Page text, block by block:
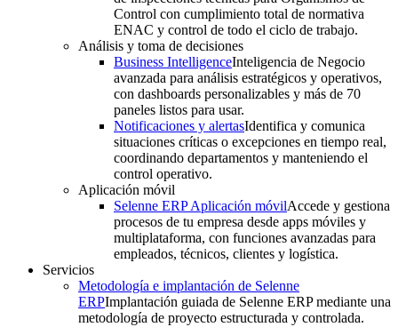
Control con cumplimiento total de normativa
ENAC y control de todo el ciclo de trabajo.
Análisis y toma de decisiones
Business IntelligenceInteligencia de Negocio
avanzada para análisis estratégicos y operativos,
con dashboards personalizables y más de 70
paneles listos para usar.
Notificaciones y alertasIdentifica y comunica
situaciones críticas o excepciones en tiempo real,
coordinando departamentos y manteniendo el
control operativo.
Aplicación móvil
Selenne ERP Aplicación móvilAccede y gestiona
procesos de tu empresa desde apps móviles y
multiplataforma, con funciones avanzadas para
empleados, técnicos, clientes y logística.
Servicios
Metodología e implantación de Selenne
ERPImplantación guiada de Selenne ERP mediante una
metodología de proyecto estructurada y controlada.